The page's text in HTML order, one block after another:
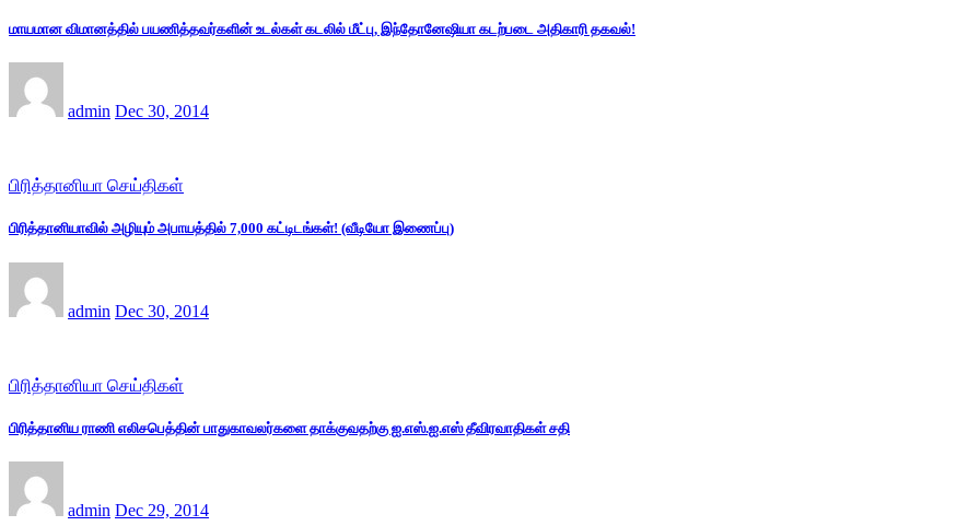
மாயமான விமானத்தில் பயணித்தவர்களின் உடல்கள் கடலில் மீட்பு, இந்தோனேஷியா கடற்படை அதிகாரி தகவல்!
admin Dec 30, 2014
பிரித்தானியா செய்திகள்
பிரித்தானியாவில் அழியும் அபாயத்தில் 7,000 கட்டிடங்கள்! (வீடியோ இணைப்பு)
admin Dec 30, 2014
பிரித்தானியா செய்திகள்
பிரித்தானிய ராணி எலிசபெத்தின் பாதுகாவலர்களை தாக்குவதற்கு ஐ.எஸ்.ஐ.எஸ் தீவிரவாதிகள் சதி
admin Dec 29, 2014